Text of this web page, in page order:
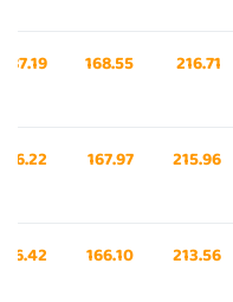
216.71
168.55
215.96
167.97
213.56
166.10